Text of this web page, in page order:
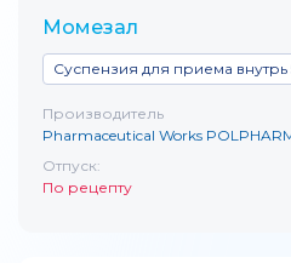
Момезал
Суспензия для приема внутрь
Производитель
Pharmaceutical Works
Отпуск:
По рецепту